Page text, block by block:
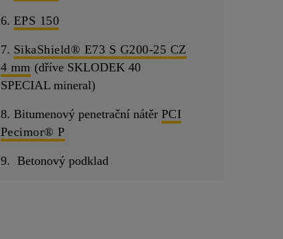
6. EPS 150
7. SikaShield® E73 S G200-25 CZ
4 mm (dříve SKLODEK 40
SPECIAL mineral)
8. Bitumenový penetrační nátěr PCI
Pecimor® P
9. Betonový podklad